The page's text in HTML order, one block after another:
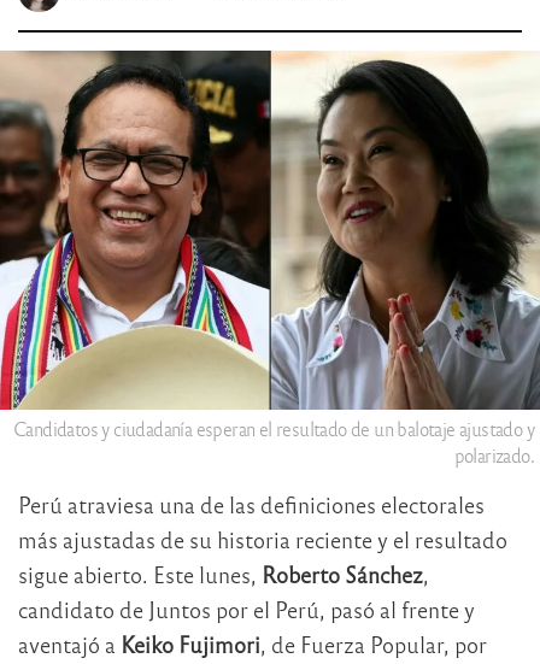
Candidatos y ciudadanía esperan el resultado de un balotaje ajustado y
polarizado.
Perú atraviesa una de las definiciones electorales
más ajustadas de su historia reciente y el resultado
sigue abierto. Este lunes, Roberto Sánchez,
candidato de Juntos por el Perú, pasó al frente y
aventajó a Keiko Fujimori, de Fuerza Popular, por